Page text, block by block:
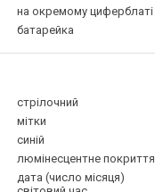
на окремому циферблаті
батарейка
стрілочний
мітки
синій
люмінесцентне покриття
дата (число місяця)